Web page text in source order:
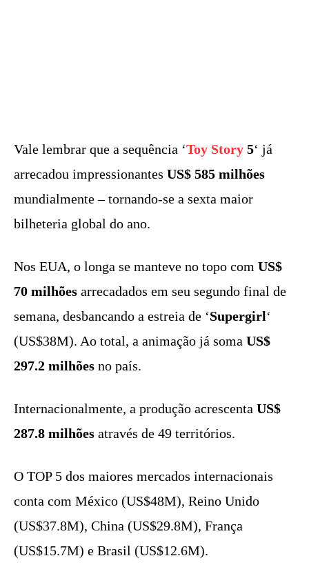
Vale lembrar que a sequência ‘Toy Story 5‘ já
arrecadou impressionantes US$ 585 milhões
mundialmente – tornando-se a sexta maior
bilheteria global do ano.
Nos EUA, o longa se manteve no topo com US$
70 milhões arrecadados em seu segundo final de
semana, desbancando a estreia de ‘Supergirl‘
(US$38M). Ao total, a animação já soma US$
297.2 milhões no país.
Internacionalmente, a produção acrescenta US$
287.8 milhões através de 49 territórios.
O TOP 5 dos maiores mercados internacionais
conta com México (US$48M), Reino Unido
(US$37.8M), China (US$29.8M), França
(US$15.7M) e Brasil (US$12.6M).